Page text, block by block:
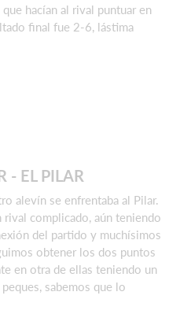
hacían al rival puntuar en
final fue 2-6, lástima
- EL PILAR
alevín se enfrentaba al Pilar.
rival complicado, aún teniendo
del partido y muchísimos
obtener los dos puntos
en otra de ellas teniendo un
sabemos que lo